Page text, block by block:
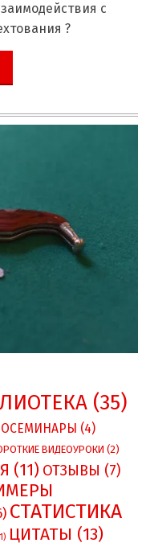
с
?
(35)
(4)
ВИДЕОУРОКИ (2)
(11) ОТЗЫВЫ (7)
СТАТИСТИКА
ЦИТАТЫ (13)